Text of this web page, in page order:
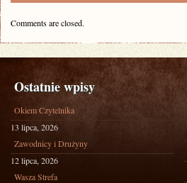
Comments are closed.
Ostatnie wpisy
Okiem Czytelnika
13 lipca, 2026
Zawodnicy i Drużyny
12 lipca, 2026
Wasza Strefa